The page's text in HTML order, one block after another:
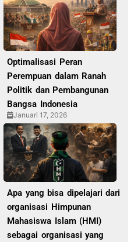
Optimalisasi Peran
Perempuan dalam Ranah
Politik dan Pembangunan
Bangsa Indonesia
Januari 17, 2026
Apa yang bisa dipelajari dari
organisasi Himpunan
Mahasiswa Islam (HMI)
sebagai organisasi yang